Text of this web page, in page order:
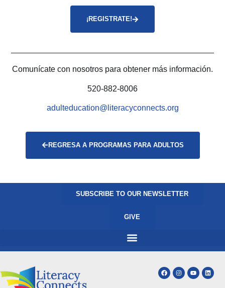
¡REGISTRATE!
Comunícate con nosotros para obtener más información.
520-882-8006
adulteducation@literacyconnects.org
REGRESA A PROGRAMAS PARA ADULTOS
SUBSCRIBE TO OUR NEWSLETTER
GIVE